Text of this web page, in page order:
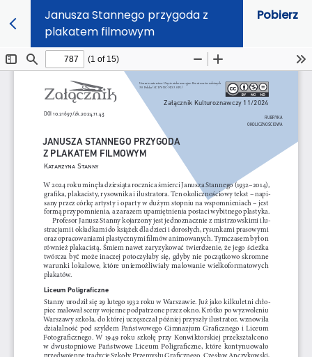
Janusza Stannego przygoda z
plakatem filmowym
Pobierz